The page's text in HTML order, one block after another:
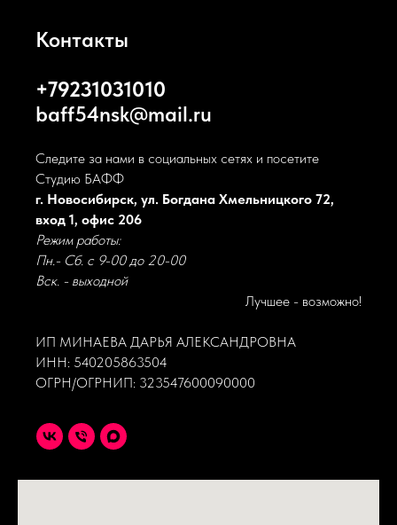
Контакты
+79231031010
baff54nsk@mail.ru
Следите за нами в социальных сетях и посетите
Студию БАФФ
г. Новосибирск, ул. Богдана Хмельницкого 72,
вход 1, офис 206
Режим работы:
Пн.- Сб. с 9-00 до 20-00
Вск. - выходной
Лучшее - возможно!
ИП МИНАЕВА ДАРЬЯ АЛЕКСАНДРОВНА
ИНН: 540205863504
ОГРН/ОГРНИП: 323547600090000